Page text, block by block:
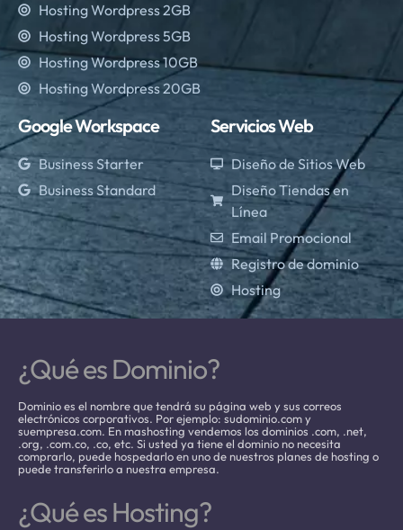
Hosting Wordpress 2GB
Hosting Wordpress 5GB
Hosting Wordpress 10GB
Hosting Wordpress 20GB
Google Workspace
Business Starter
Business Standard
Servicios Web
Diseño de Sitios Web
Diseño Tiendas en
Línea
Email Promocional
Registro de dominio
Hosting
¿Qué es Dominio?
Dominio es el nombre que tendrá su página web y sus correos
electrónicos corporativos. Por ejemplo: sudominio.com y
suempresa.com. En mashosting vendemos los dominios .com, .net,
.org, .com.co, .co, etc. Si usted ya tiene el dominio no necesita
comprarlo, puede hospedarlo en uno de nuestros planes de hosting o
puede transferirlo a nuestra empresa.
¿Qué es Hosting?